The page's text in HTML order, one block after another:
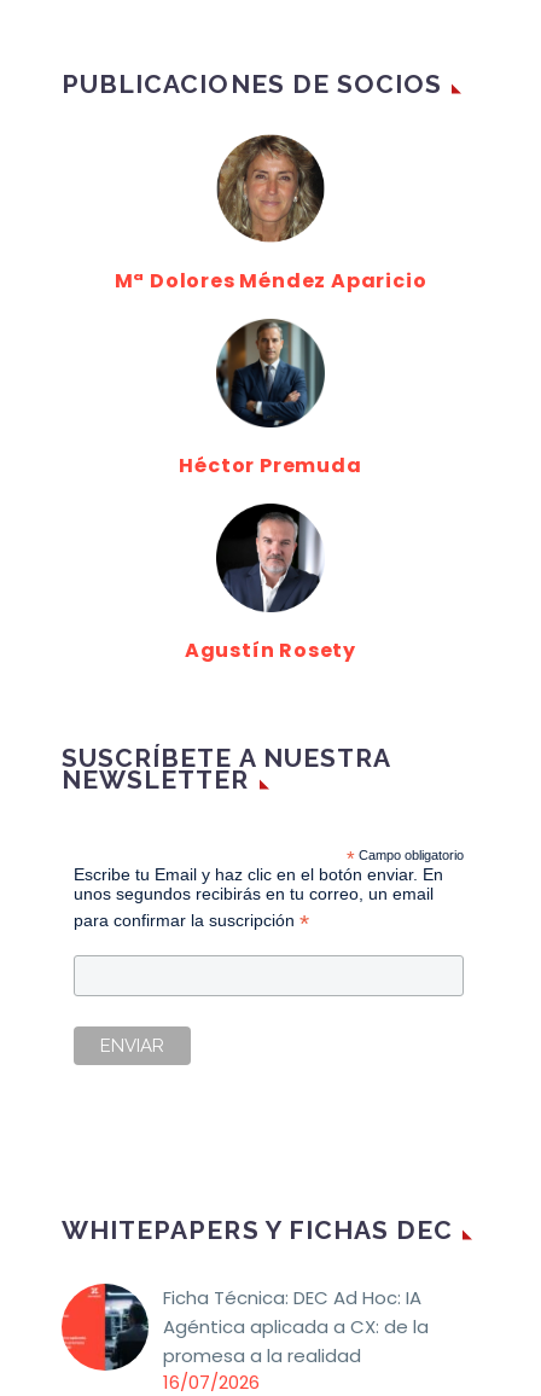
PUBLICACIONES DE SOCIOS
Mª Dolores Méndez Aparicio
Héctor Premuda
Agustín Rosety
SUSCRÍBETE A NUESTRA
NEWSLETTER
*Campo obligatorio
Escribe tu Email y haz clic en el botón enviar. En
unos segundos recibirás en tu correo, un email
para confirmar la suscripción*
WHITEPAPERS Y FICHAS DEC
Ficha Técnica: DEC Ad Hoc: IA
Agéntica aplicada a CX: de la
promesa a la realidad
16/07/2026